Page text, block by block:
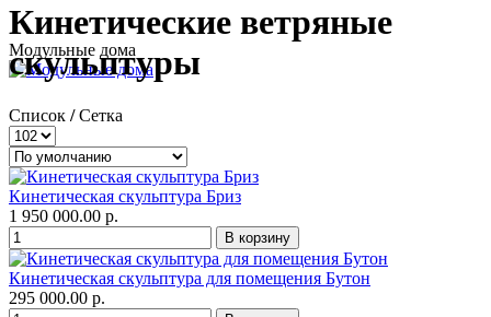
Модульные дома
Кинетические ветряные
скульптуры
Список / Сетка
Кинетическая скульптура Бриз
1 950 000.00 р.
Кинетическая скульптура для помещения Бутон
295 000.00 р.